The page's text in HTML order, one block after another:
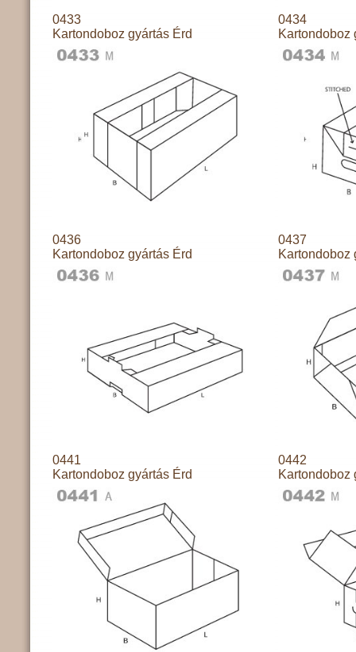
0433
Kartondoboz gyártás Érd
0434
Kartondoboz
0436
Kartondoboz gyártás Érd
0437
Kartondoboz
0441
Kartondoboz gyártás Érd
0442
Kartondoboz